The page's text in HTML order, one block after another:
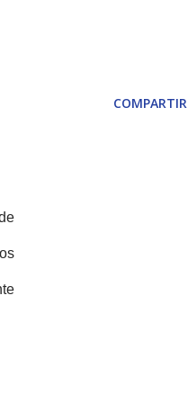
COMPARTIR